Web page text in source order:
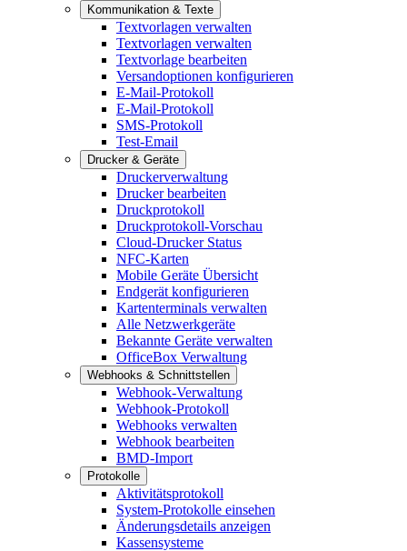
Kommunikation & Texte
Textvorlagen verwalten
Textvorlagen verwalten
Textvorlage bearbeiten
Versandoptionen konfigurieren
E-Mail-Protokoll
E-Mail-Protokoll
SMS-Protokoll
Test-Email
Drucker & Geräte
Druckerverwaltung
Drucker bearbeiten
Druckprotokoll
Druckprotokoll-Vorschau
Cloud-Drucker Status
NFC-Karten
Mobile Geräte Übersicht
Endgerät konfigurieren
Kartenterminals verwalten
Alle Netzwerkgeräte
Bekannte Geräte verwalten
OfficeBox Verwaltung
Webhooks & Schnittstellen
Webhook-Verwaltung
Webhook-Protokoll
Webhooks verwalten
Webhook bearbeiten
BMD-Import
Protokolle
Aktivitätsprotokoll
System-Protokolle einsehen
Änderungsdetails anzeigen
Kassensysteme